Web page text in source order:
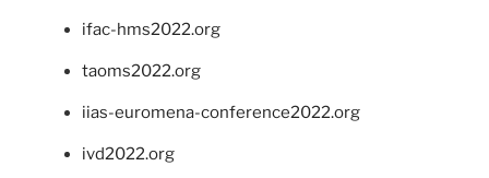
ifac-hms2022.org
taoms2022.org
iias-euromena-conference2022.org
ivd2022.org